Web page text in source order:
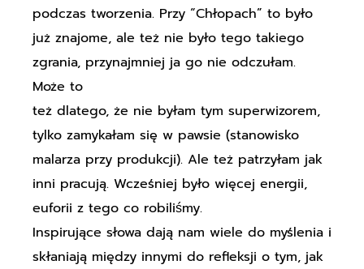
podczas tworzenia. Przy “Chłopach” to było
już znajome, ale też nie było tego takiego
zgrania, przynajmniej ja go nie odczułam.
Może to
też dlatego, że nie byłam tym superwizorem,
tylko zamykałam się w pawsie (stanowisko
malarza przy produkcji). Ale też patrzyłam jak
inni pracują. Wcześniej było więcej energii,
euforii z tego co robiliśmy.
Inspirujące słowa dają nam wiele do myślenia i
skłaniają między innymi do refleksji o tym, jak